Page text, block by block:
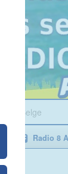
Belge
Radio 8